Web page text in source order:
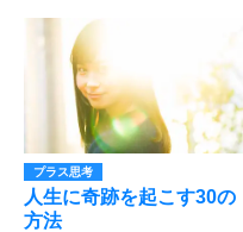
プラス思考
人生に奇跡を起こす30の
方法